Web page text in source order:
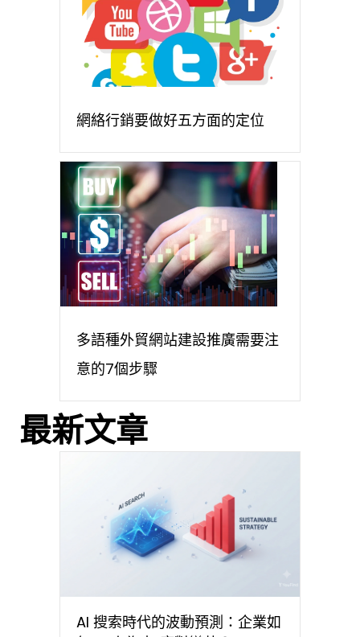
網絡行銷要做好五方面的定位
多語種外貿網站建設推廣需要注
意的7個步驟
最新文章
AI 搜索時代的波動預測：企業如